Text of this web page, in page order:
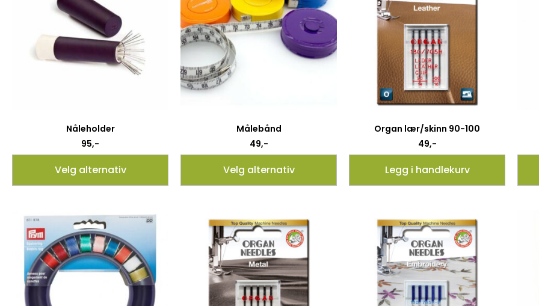
Nåleholder
95,-
Velg alternativ
Målebånd
49,-
Velg alternativ
Organ lær/skinn 90-100
49,-
Legg i handlekurv